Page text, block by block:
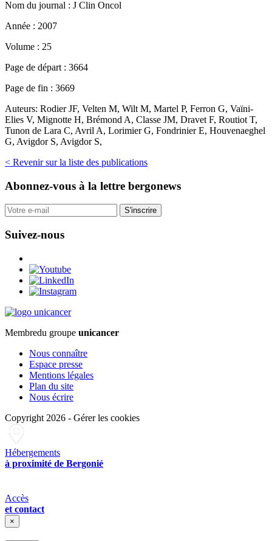
Nom du journal : J Clin Oncol
Année : 2007
Volume : 25
Page de départ : 3664
Page de fin : 3669
Auteurs: Rodier JF, Velten M, Wilt M, Martel P, Ferron G, Vaïni-
Elies V, Mignotte H, Brémond A, Classe JM, Dravet F, Routiot T,
Tunon de Lara C, Avril A, Lorimier G, Fondrinier E, Houvenaeghel
G, Avigdor S, Avigdor S,
< Revenir sur la liste des publications
Abonnez-vous à la lettre bergonews
S'inscrire
Suivez-nous
Membredu groupe unicancer
Nous connaître
Espace presse
Mentions légales
Plan du site
Nous écrire
Copyright 2026 - Gérer les cookies
Hébergements
à proximité de Bergonié
Accès
et contact
×